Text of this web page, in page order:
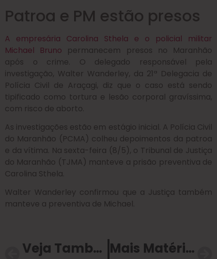
Patroa e PM estão presos
A empresária Carolina Sthela e o policial militar
Michael Bruno permanecem presos no Maranhão
após o crime. O delegado responsável pela
investigação, Walter Wanderley, da 21ª Delegacia de
Polícia Civil de Araçagi, diz que o caso está sendo
tipificado como tortura e lesão corporal gravíssima,
com risco de aborto.
As investigações estão em estágio inicial. A Polícia Civil
do Maranhão (PCMA) colheu depoimentos da patroa
e da vítima. Na sexta-feira (8/5), o Tribunal de Justiça
do Maranhão (TJMA) manteve a prisão preventiva de
Carolina Sthela.
Walter Wanderley confirmou que a Justiça também
manteve a preventiva de Michael.
Veja Também Mais Matérias